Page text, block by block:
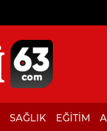
SAĞLIK EĞİTİM